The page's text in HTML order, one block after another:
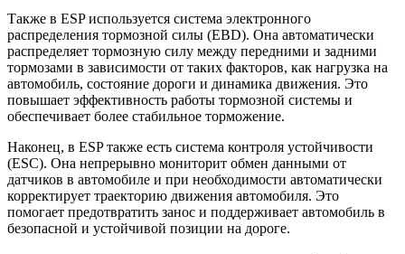
Также в ESP используется система электронного
распределения тормозной силы (EBD). Она автоматически
распределяет тормозную силу между передними и задними
тормозами в зависимости от таких факторов, как нагрузка на
автомобиль, состояние дороги и динамика движения. Это
повышает эффективность работы тормозной системы и
обеспечивает более стабильное торможение.
Наконец, в ESP также есть система контроля устойчивости
(ESC). Она непрерывно мониторит обмен данными от
датчиков в автомобиле и при необходимости автоматически
корректирует траекторию движения автомобиля. Это
помогает предотвратить занос и поддерживает автомобиль в
безопасной и устойчивой позиции на дороге.